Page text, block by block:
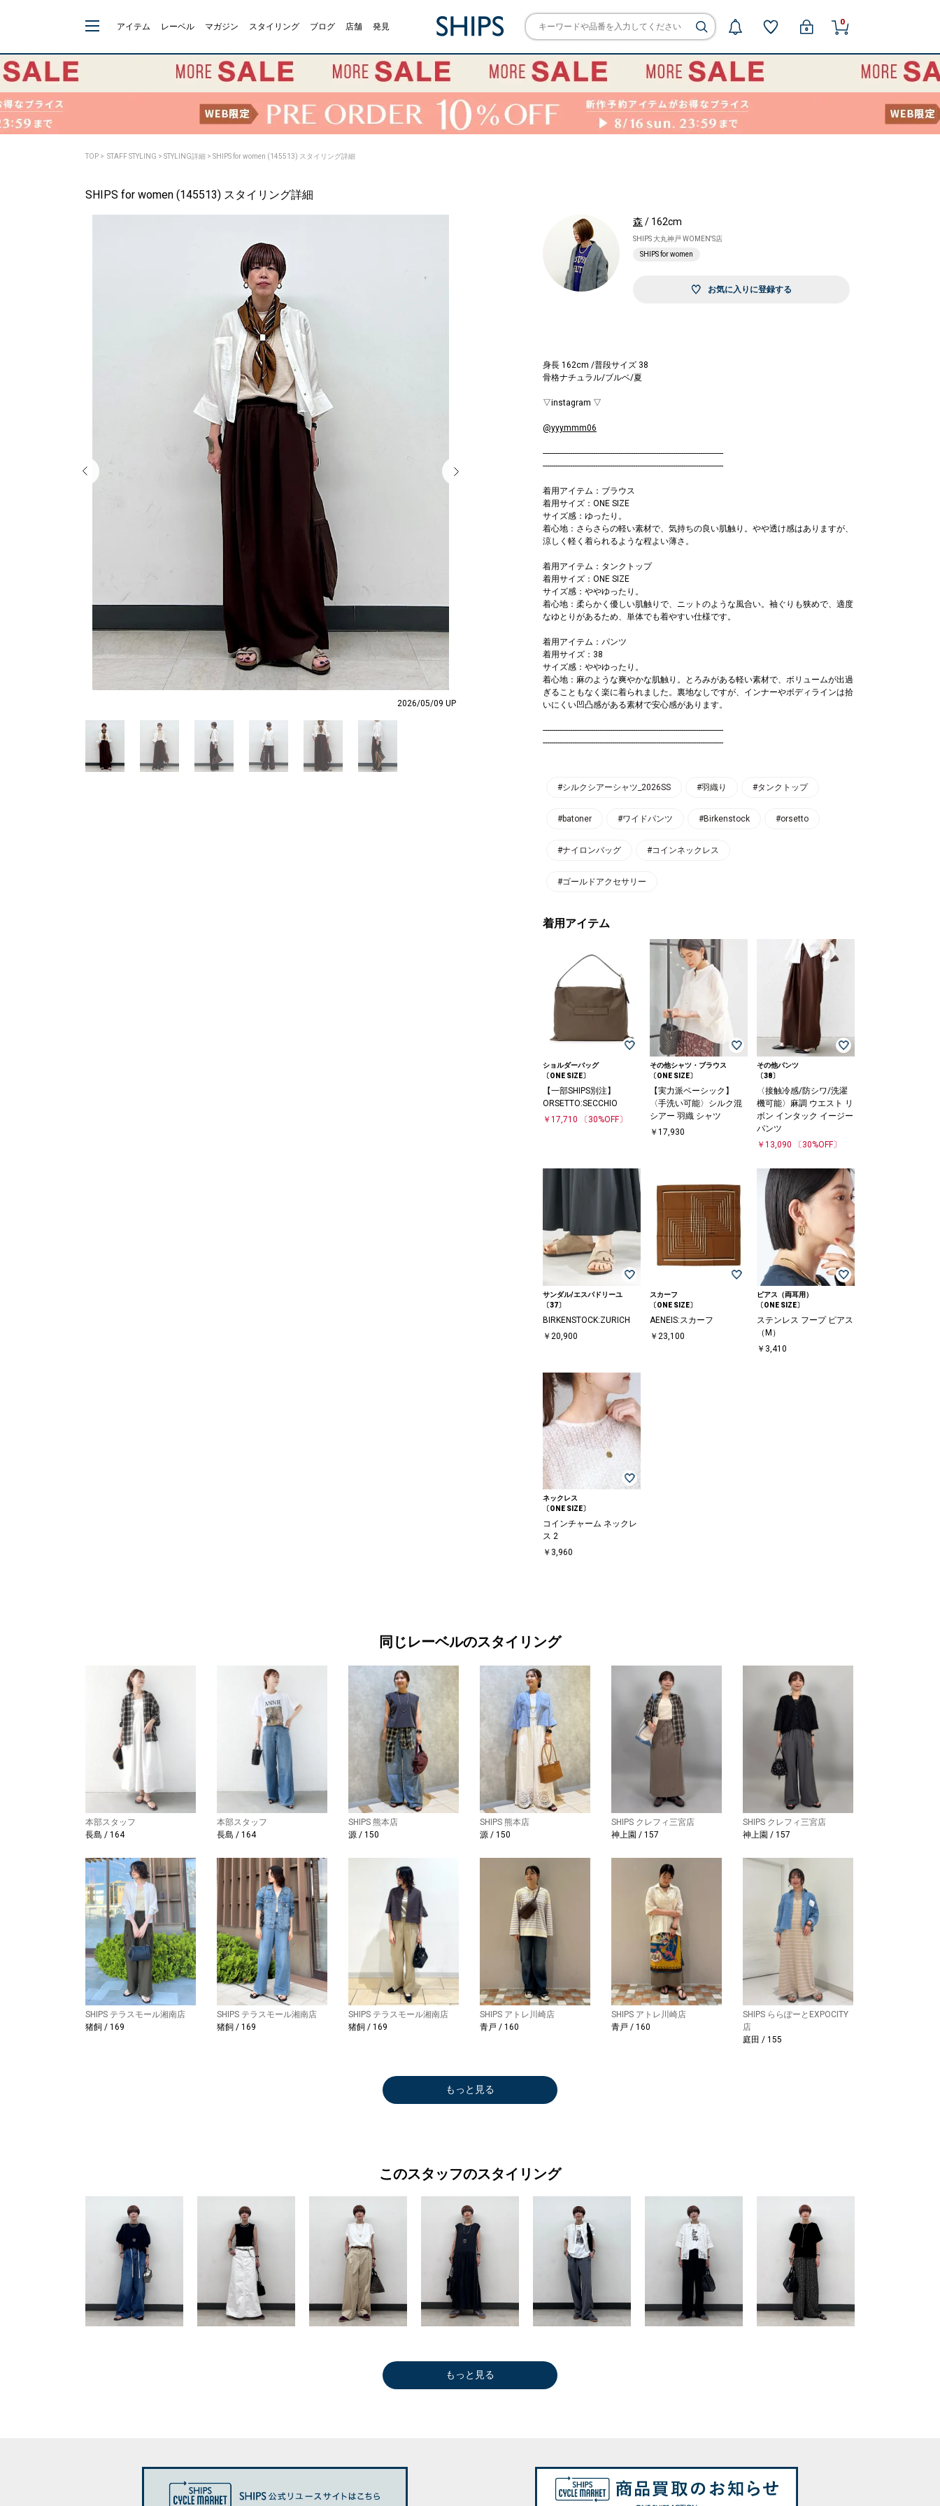
アイテム レーベル マガジン スタイリング ブログ 店舗 発見 0
TOP > STAFF STYLING > STYLING詳細 > SHIPS for women (145513) スタイリング詳細
SHIPS for women (145513) スタイリング詳細
2026/05/09 UP
森 / 162cm
SHIPS 大丸神戸 WOMEN'S店
SHIPS for women
お気に入りに登録する
身長 162cm /普段サイズ 38
骨格ナチュラル/ブルベ/夏
▽instagram ▽
@yyymmm06
--------------------------------------------------------------------------------------
--------------------------------------------------------------------------------------
着用アイテム：ブラウス
着用サイズ：ONE SIZE
サイズ感：ゆったり。
着心地：さらさらの軽い素材で、気持ちの良い肌触り。やや透け感はありますが、
涼しく軽く着られるような程よい薄さ。
着用アイテム：タンクトップ
着用サイズ：ONE SIZE
サイズ感：ややゆったり。
着心地：柔らかく優しい肌触りで、ニットのような風合い。袖ぐりも狭めで、適度
なゆとりがあるため、単体でも着やすい仕様です。
着用アイテム：パンツ
着用サイズ：38
サイズ感：ややゆったり。
着心地：麻のような爽やかな肌触り。とろみがある軽い素材で、ボリュームが出過
ぎることもなく楽に着られました。裏地なしですが、インナーやボディラインは拾
いにくい凹凸感がある素材で安心感があります。
--------------------------------------------------------------------------------------
--------------------------------------------------------------------------------------
#シルクシアーシャツ_2026SS #羽織り #タンクトップ
#batoner #ワイドパンツ #Birkenstock #orsetto
#ナイロンバッグ #コインネックレス
#ゴールドアクセサリー
着用アイテム
ショルダーバッグ
〔ONE SIZE〕
【一部SHIPS別注】
ORSETTO:SECCHIO
￥17,710
〔30%OFF〕
その他シャツ・ブラウス
〔ONE SIZE〕
【実力派ベーシック】
〈手洗い可能〉シルク混
シアー 羽織 シャツ
￥17,930
その他パンツ
〔38〕
〈接触冷感/防シワ/洗濯
機可能〉麻調 ウエスト リ
ボン インタック イージー
パンツ
￥13,090
〔30%OFF〕
サンダル/エスパドリーユ
〔37〕
BIRKENSTOCK:ZURICH
￥20,900
スカーフ
〔ONE SIZE〕
AENEIS:スカーフ
￥23,100
ピアス（両耳用）
〔ONE SIZE〕
ステンレス フープ ピアス
（M）
￥3,410
ネックレス
〔ONE SIZE〕
コインチャーム ネックレ
ス 2
￥3,960
同じレーベルのスタイリング
本部スタッフ
長島 / 164
本部スタッフ
長島 / 164
SHIPS 熊本店
源 / 150
SHIPS 熊本店
源 / 150
SHIPS クレフィ三宮店
神上園 / 157
SHIPS クレフィ三宮店
神上園 / 157
SHIPS テラスモール湘南店
猪飼 / 169
SHIPS テラスモール湘南店
猪飼 / 169
SHIPS テラスモール湘南店
猪飼 / 169
SHIPS アトレ川崎店
青戸 / 160
SHIPS アトレ川崎店
青戸 / 160
SHIPS ららぽーとEXPOCITY
店
庭田 / 155
もっと見る
このスタッフのスタイリング
もっと見る